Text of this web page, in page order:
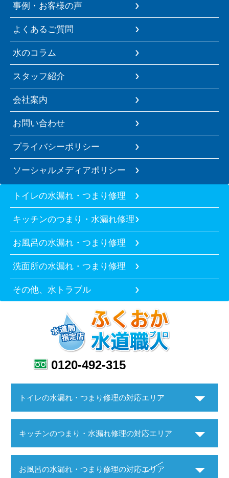
事例・お客様の声
よくあるご質問
水のコラム
スタッフ紹介
会社案内
お問い合わせ
プライバシーポリシー
ソーシャルメディアポリシー
トイレの水漏れ・つまり修理
キッチンのつまり・水漏れ修理
お風呂の水漏れ・つまり修理
洗面所の水漏れ・つまり修理
その他、水トラブル
0120-492-315
トイレの水漏れ・つまり修理の対応エリア
キッチンのつまり・水漏れ修理の対応エリア
お風呂の水漏れ・つまり修理の対応エリア